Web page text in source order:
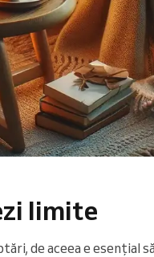
limite
de aceea e esențial